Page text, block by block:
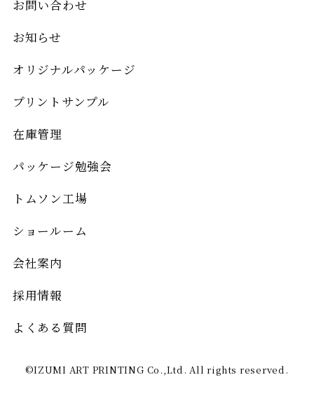
お問い合わせ
お知らせ
オリジナルパッケージ
プリントサンプル
在庫管理
パッケージ勉強会
トムソン工場
ショールーム
会社案内
採用情報
よくある質問
©IZUMI ART PRINTING Co.,Ltd. All rights reserved.